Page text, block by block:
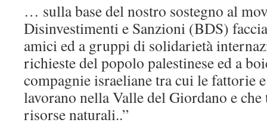
… sulla base del nostro sostegno al
Disinvestimenti e Sanzioni (BDS)
amici ed a gruppi di solidarietà
richieste del popolo palestinese ed a
compagnie israeliane tra cui le fattorie
lavorano nella Valle del Giordano e
risorse naturali..”